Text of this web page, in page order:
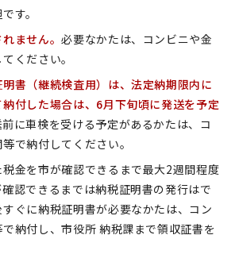
す。
ません。必要なかたは、コンビニや金
ください。
書（継続検査用）は、法定納期限内に
付した場合は、6月下旬頃に発送を予定
前に車検を受ける予定があるかたは、コ
で納付してください。
金を市が確認できるまで最大2週間程度
認できるまでは納税証明書の発行はで
ぐに納税証明書が必要なかたは、コン
納付し、市役所 納税課まで領収証書を